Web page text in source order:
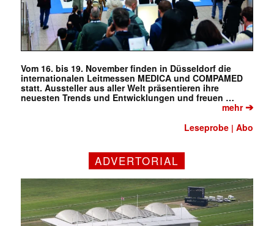
Vom 16. bis 19. November finden in Düsseldorf die
internationalen Leitmessen MEDICA und COMPAMED
statt. Aussteller aus aller Welt präsentieren ihre
neuesten Trends und Entwicklungen und freuen …
mehr➔
Leseprobe |Abo
ADVERTORIAL